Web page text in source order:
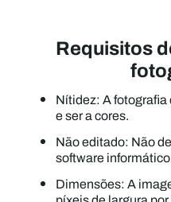
Requisitos
Nítidez: A
e ser a cores.
Não editado: Não
software
Dimensões: A